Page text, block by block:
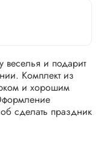
и подарит
Комплект из
и хорошим
сделать праздник